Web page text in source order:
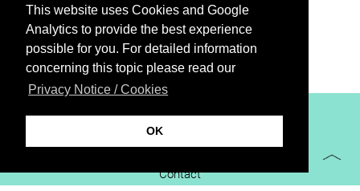
This website uses Cookies and Google
Analytics to provide the best experience
possible for you. For detailed information
concerning this topic please read our
Privacy Notice / Cookies
OK
XiBIT Infoguide 2021
Contact